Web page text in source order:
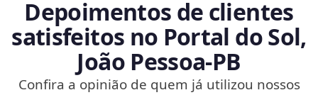
Depoimentos de clientes
satisfeitos no Portal do Sol,
João Pessoa‑PB
Confira a opinião de quem já utilizou nossos